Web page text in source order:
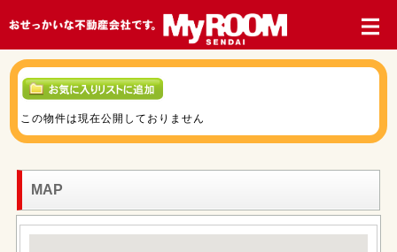
この物件は現在公開しておりません
MAP